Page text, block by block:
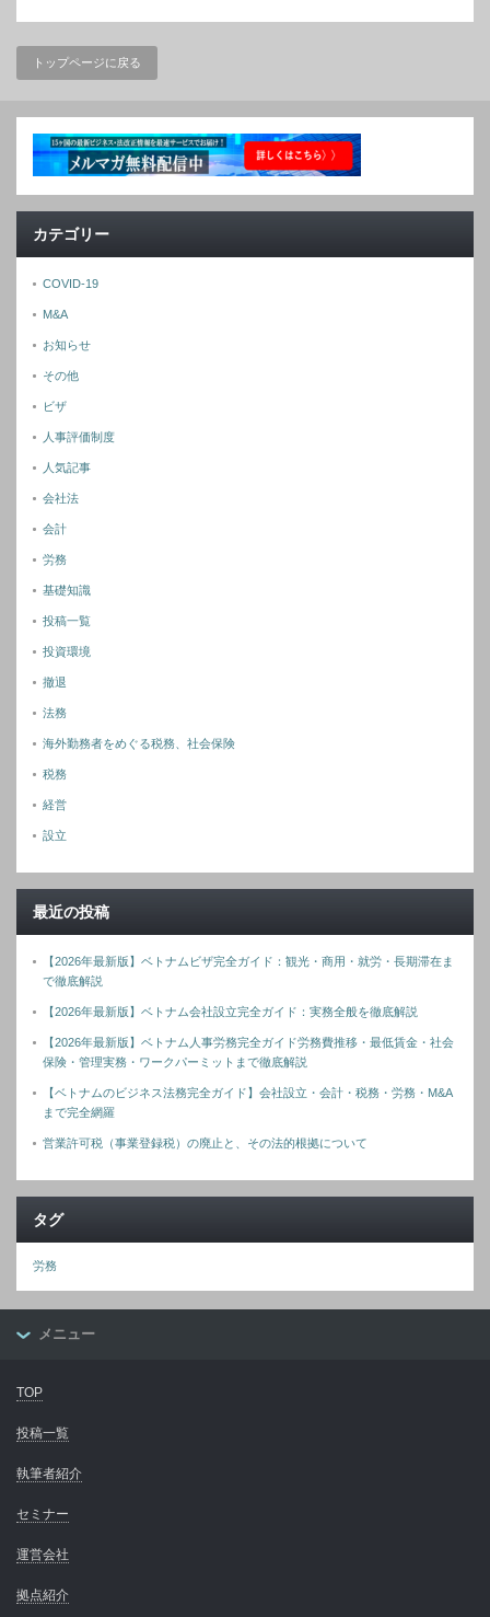
トップページに戻る
カテゴリー
COVID-19
M&A
お知らせ
その他
ビザ
人事評価制度
人気記事
会社法
会計
労務
基礎知識
投稿一覧
投資環境
撤退
法務
海外勤務者をめぐる税務、社会保険
税務
経営
設立
最近の投稿
【2026年最新版】ベトナムビザ完全ガイド：観光・商用・就労・長期滞在ま
で徹底解説
【2026年最新版】ベトナム会社設立完全ガイド：実務全般を徹底解説
【2026年最新版】ベトナム人事労務完全ガイド労務費推移・最低賃金・社会
保険・管理実務・ワークパーミットまで徹底解説
【ベトナムのビジネス法務完全ガイド】会社設立・会計・税務・労務・M&A
まで完全網羅
営業許可税（事業登録税）の廃止と、その法的根拠について
タグ
労務
メニュー
TOP
投稿一覧
執筆者紹介
セミナー
運営会社
拠点紹介